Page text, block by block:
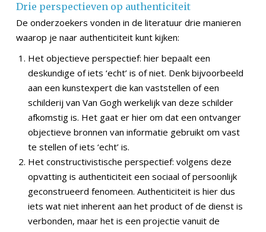
Drie perspectieven op authenticiteit
De onderzoekers vonden in de literatuur drie manieren
waarop je naar authenticiteit kunt kijken:
Het objectieve perspectief: hier bepaalt een
deskundige of iets ‘echt’ is of niet. Denk bijvoorbeeld
aan een kunstexpert die kan vaststellen of een
schilderij van Van Gogh werkelijk van deze schilder
afkomstig is. Het gaat er hier om dat een ontvanger
objectieve bronnen van informatie gebruikt om vast
te stellen of iets ‘echt’ is.
Het constructivistische perspectief: volgens deze
opvatting is authenticiteit een sociaal of persoonlijk
geconstrueerd fenomeen. Authenticiteit is hier dus
iets wat niet inherent aan het product of de dienst is
verbonden, maar het is een projectie vanuit de